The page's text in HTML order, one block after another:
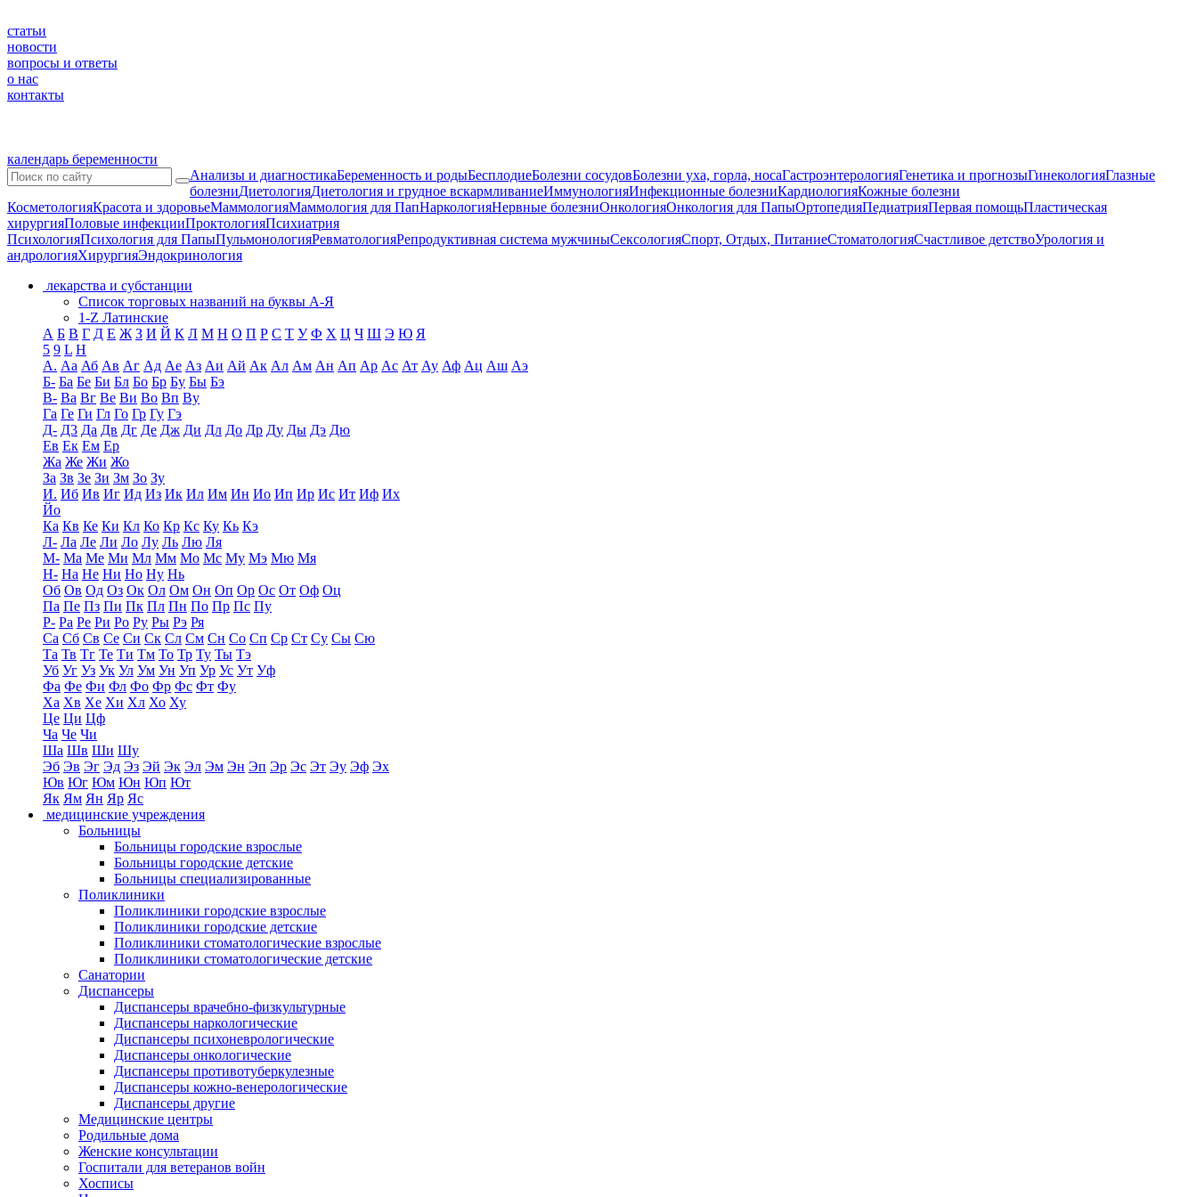
статьи
новости
вопросы и ответы
о нас
контакты
календарь беременности
Анализы и диагностикаБеременность и родыБесплодиеБолезни сосудовБолезни уха, горла, носаГастроэнтерологияГенетика и прогнозыГинекологияГлазные
болезниДиетологияДиетология и грудное вскармливаниеИммунологияИнфекционные болезниКардиологияКожные болезни
КосметологияКрасота и здоровьеМаммологияМаммология для ПапНаркологияНервные болезниОнкологияОнкология для ПапыОртопедияПедиатрияПервая помощьПластическая
хирургияПоловые инфекцииПроктологияПсихиатрия
ПсихологияПсихология для ПапыПульмонологияРевматологияРепродуктивная система мужчиныСексологияСпорт, Отдых, ПитаниеСтоматологияСчастливое детствоУрология и
андрологияХирургияЭндокринология
лекарства и субстанции
Список торговых названий на буквы А-Я
1-Z Латинские
А Б В Г Д Е Ж З И Й К Л М Н О П Р С Т У Ф Х Ц Ч Ш Э Ю Я
5 9 L H
А. Аа Аб Ав Аг Ад Ае Аз Аи Ай Ак Ал Ам Ан Ап Ар Ас Ат Ау Аф Ац Аш Аэ
Б- Ба Бе Би Бл Бо Бр Бу Бы Бэ
В- Ва Вг Ве Ви Во Вп Ву
Га Ге Ги Гл Го Гр Гу Гэ
Д- Д3 Да Дв Дг Де Дж Ди Дл До Др Ду Ды Дэ Дю
Ев Ек Ем Ер
Жа Же Жи Жо
За Зв Зе Зи Зм Зо Зу
И. Иб Ив Иг Ид Из Ик Ил Им Ин Ио Ип Ир Ис Ит Иф Их
Йо
Ка Кв Ке Ки Кл Ко Кр Кс Ку Кь Кэ
Л- Ла Ле Ли Ло Лу Ль Лю Ля
М- Ма Ме Ми Мл Мм Мо Мс Му Мэ Мю Мя
Н- На Не Ни Но Ну Нь
Об Ов Од Оз Ок Ол Ом Он Оп Ор Ос От Оф Оц
Па Пе Пз Пи Пк Пл Пн По Пр Пс Пу
Р- Ра Ре Ри Ро Ру Ры Рэ Ря
Са Сб Св Се Си Ск Сл См Сн Со Сп Ср Ст Су Сы Сю
Та Тв Тг Те Ти Тм То Тр Ту Ты Тэ
Уб Уг Уз Ук Ул Ум Ун Уп Ур Ус Ут Уф
Фа Фе Фи Фл Фо Фр Фс Фт Фу
Ха Хв Хе Хи Хл Хо Ху
Це Ци Цф
Ча Че Чи
Ша Шв Ши Шу
Эб Эв Эг Эд Эз Эй Эк Эл Эм Эн Эп Эр Эс Эт Эу Эф Эх
Юв Юг Юм Юн Юп Ют
Як Ям Ян Яр Яс
медицинские учреждения
Больницы
Больницы городские взрослые
Больницы городские детские
Больницы специализированные
Поликлиники
Поликлиники городские взрослые
Поликлиники городские детские
Поликлиники стоматологические взрослые
Поликлиники стоматологические детские
Санатории
Диспансеры
Диспансеры врачебно-физкультурные
Диспансеры наркологические
Диспансеры психоневрологические
Диспансеры онкологические
Диспансеры противотуберкулезные
Диспансеры кожно-венерологические
Диспансеры другие
Медицинские центры
Родильные дома
Женские консультации
Госпитали для ветеранов войн
Хосписы